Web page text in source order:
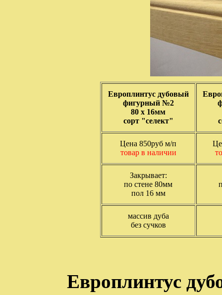
Европлинтус дубовый
фигурный №2
80 х 16мм
сорт "селект"
Цена 850руб м/п
товар в наличии
Закрывает:
по стене 80мм
пол 16 мм
массив дуба
без сучков
Европлинтус